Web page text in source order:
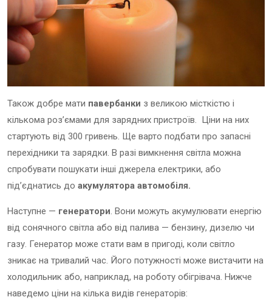
Також добре мати павербанки з великою місткістю і
кількома роз’ємами для зарядних пристроїв. Ціни на них
стартують від 300 гривень. Ще варто подбати про запасні
перехідники та зарядки. В разі вимкнення світла можна
спробувати пошукати інші джерела електрики, або
під’єднатись до акумулятора автомобіля.
Наступне — генератори. Вони можуть акумулювати енергію
від сонячного світла або від палива — бензину, дизелю чи
газу. Генератор може стати вам в пригоді, коли світло
зникає на тривалий час. Його потужності може вистачити на
холодильник або, наприклад, на роботу обігрівача. Нижче
наведемо ціни на кілька видів генераторів: